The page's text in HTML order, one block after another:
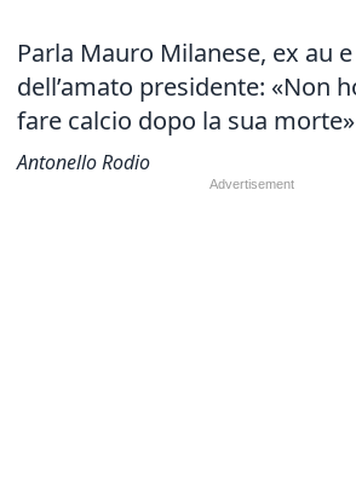
Parla Mauro Milanese, ex au
dell’amato presidente: «Non
fare calcio dopo la sua morte»
Antonello Rodio